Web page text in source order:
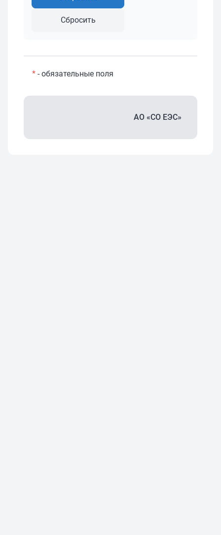
* - обязательные поля
АО «СО ЕЭС»